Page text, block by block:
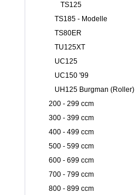
TS125
TS185 - Modelle
TS80ER
TU125XT
UC125
UC150 '99
UH125 Burgman (Roller)
200 - 299 ccm
300 - 399 ccm
400 - 499 ccm
500 - 599 ccm
600 - 699 ccm
700 - 799 ccm
800 - 899 ccm